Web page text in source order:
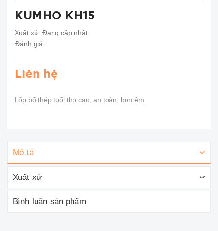
KUMHO KH15
Xuất xứ: Đang cập nhật
Đánh giá:
Liên hệ
Lốp bố thép tuổi thọ cao, an toàn, bon êm.
Mô tả
Xuất xứ
Bình luận sản phẩm